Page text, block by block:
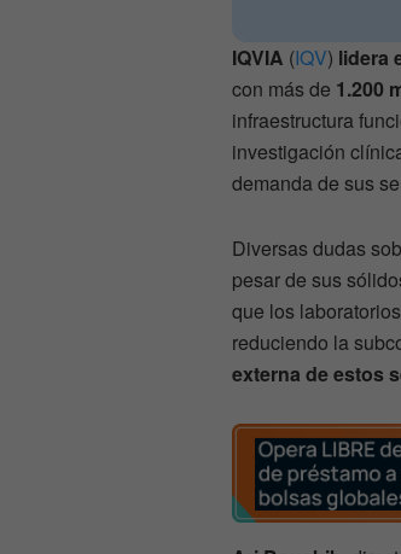
IQVIA (IQV) lidera
con más de 1.200
infraestructura
investigación
demanda de sus
Diversas dudas
pesar de sus
que los
reduciendo la
externa de estos